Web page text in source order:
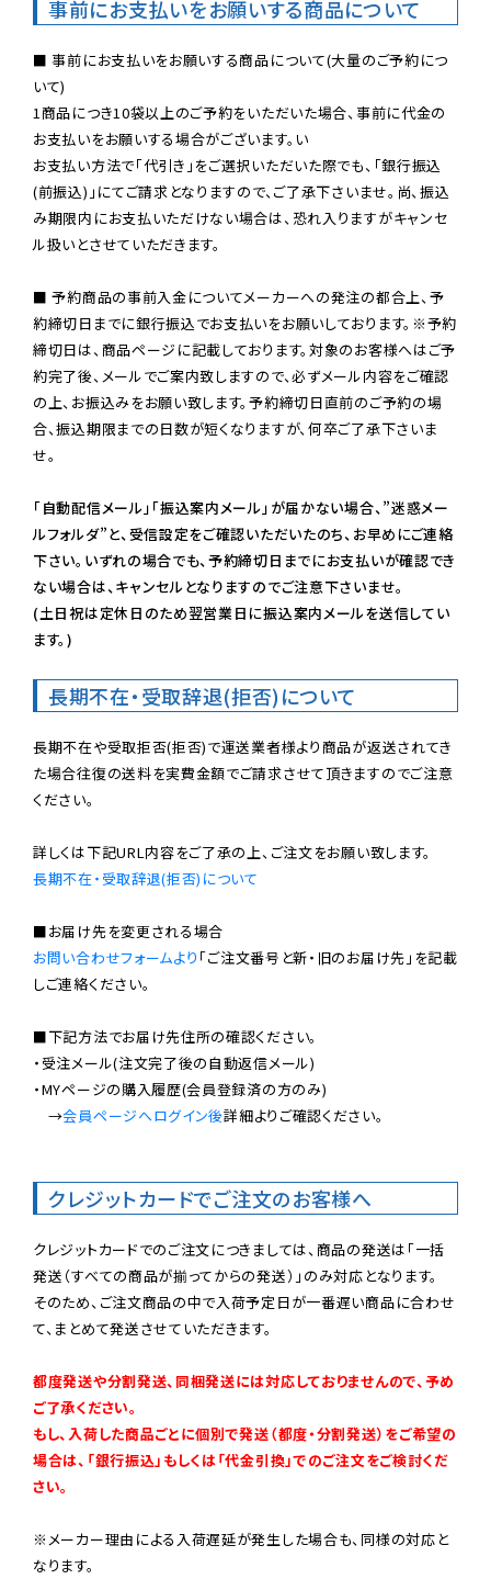
事前にお支払いをお願いする商品について
■ 事前にお支払いをお願いする商品について(大量のご予約につ
いて)
1商品につき10袋以上のご予約をいただいた場合、事前に代金の
お支払いをお願いする場合がございます。い
お支払い方法で「代引き」をご選択いただいた際でも、「銀行振込
(前振込)」にてご請求となりますので、ご了承下さいませ。尚、振込
み期限内にお支払いただけない場合は、恐れ入りますがキャンセ
ル扱いとさせていただきます。
■ 予約商品の事前入金についてメーカーへの発注の都合上、予
約締切日までに銀行振込でお支払いをお願いしております。※予約
締切日は、商品ページに記載しております。対象のお客様へはご予
約完了後、メールでご案内致しますので、必ずメール内容をご確認
の上、お振込みをお願い致します。予約締切日直前のご予約の場
合、振込期限までの日数が短くなりますが、何卒ご了承下さいま
せ。
「自動配信メール」「振込案内メール」が届かない場合、”迷惑メー
ルフォルダ”と、受信設定をご確認いただいたのち、お早めにご連絡
下さい。いずれの場合でも、予約締切日までにお支払いが確認でき
ない場合は、キャンセルとなりますのでご注意下さいませ。
(土日祝は定休日のため翌営業日に振込案内メールを送信してい
ます。)
長期不在・受取辞退(拒否)について
長期不在や受取拒否(拒否)で運送業者様より商品が返送されてき
た場合往復の送料を実費金額でご請求させて頂きますのでご注意
ください。
長期不在・受取辞退(拒否)について
お問い合わせフォームより 「ご注文番号と新・旧のお届け先」を記載
しご連絡ください。
■下記方法でお届け先住所の確認ください。
・受注メール(注文完了後の自動返信メール)
・MYページの購入履歴(会員登録済の方のみ)
→会員ページへログイン後詳細よりご確認ください。
クレジットカードでご注文のお客様へ
クレジットカードでのご注文につきましては、商品の発送は「一括
発送（すべての商品が揃ってからの発送）」のみ対応となります。
そのため、ご注文商品の中で入荷予定日が一番遅い商品に合わせ
て、まとめて発送させていただきます。
都度発送や分割発送、同梱発送には対応しておりませんので、予め
ご了承ください。
もし、入荷した商品ごとに個別で発送（都度・分割発送）をご希望の
場合は、「銀行振込」もしくは「代金引換」でのご注文をご検討くだ
さい。
※メーカー理由による入荷遅延が発生した場合も、同様の対応と
なります。